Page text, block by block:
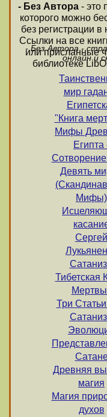
- Без Автора - это
которого можно
без регистрации
Ссылки на все
или присланные
библиотеке
- Без Автора -
онлайн и
мир
"Книга
Мифы
Египта
Девять
Мифы)
Сергей
Тибетская
Три
Древняя
магия
Магия
духов